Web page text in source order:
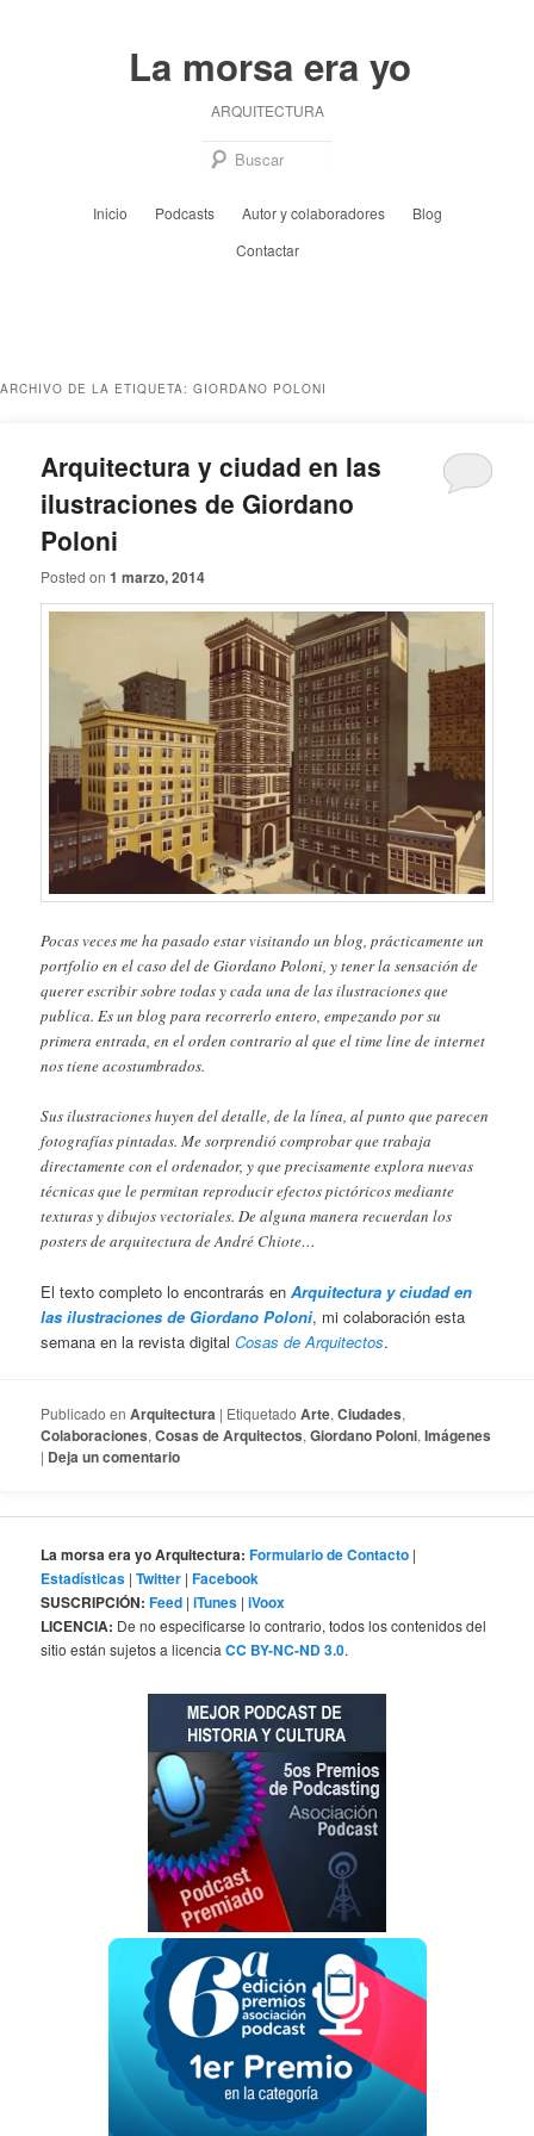
La morsa era yo
ARQUITECTURA
Inicio Podcasts Autor y colaboradores
Blog
Contactar
ARCHIVO DE LA ETIQUETA: GIORDANO POLONI
Arquitectura y ciudad en las
ilustraciones de Giordano
Poloni
Posted on1 marzo, 2014
Pocas veces me ha pasado estar visitando un blog, prácticamente un
portfolio en el caso del de Giordano Poloni, y tener la sensación de
querer escribir sobre todas y cada una de las ilustraciones que
publica. Es un blog para recorrerlo entero, empezando por su
primera entrada, en el orden contrario al que el time line de internet
nos tiene acostumbrados.
Sus ilustraciones huyen del detalle, de la línea, al punto que parecen
fotografías pintadas. Me sorprendió comprobar que trabaja
directamente con el ordenador, y que precisamente explora nuevas
técnicas que le permitan reproducir efectos pictóricos mediante
texturas y dibujos vectoriales. De alguna manera recuerdan los
posters de arquitectura de André Chiote…
El texto completo lo encontrarás enArquitectura y ciudad en
las ilustraciones de Giordano Poloni, mi colaboración esta
semana en la revista digitalCosas de Arquitectos.
Publicado en Arquitectura | Etiquetado Arte,Ciudades,
Colaboraciones,Cosas de Arquitectos,Giordano Poloni,Imágenes
| Deja un comentario
La morsa era yo Arquitectura: Formulario de Contacto |
Estadísticas |Twitter |Facebook
SUSCRIPCIÓN: Feed |iTunes |iVoox
LICENCIA: De no especificarse lo contrario, todos los contenidos del
sitio están sujetos a licenciaCC BY-NC-ND 3.0.